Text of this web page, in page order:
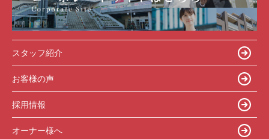
スタッフ紹介
お客様の声
採用情報
オーナー様へ